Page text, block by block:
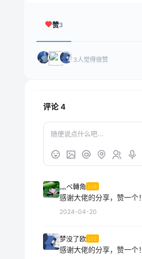
赞3
3人觉得很赞
评论4
灬ペ轉角 LV8
感谢大佬的分享，赞一个！
2024-04-20
梦没了欧 LV2
感谢大佬的分享，赞一个！